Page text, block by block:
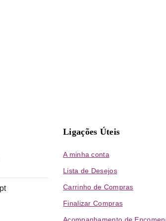
Ligações Úteis
A minha conta
Lista de Desejos
Carrinho de Compras
Finalizar Compras